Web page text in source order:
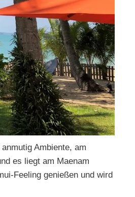
Ambiente, am
es liegt am Maenam
Feeling genießen und wird